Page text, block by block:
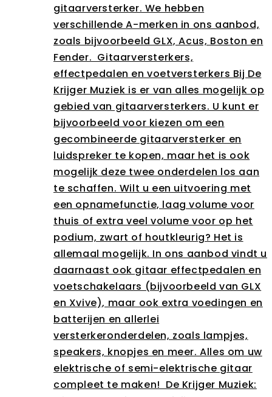
gitaarversterker. We hebben
verschillende A-merken in ons aanbod,
zoals bijvoorbeeld GLX, Acus, Boston en
Fender. Gitaarversterkers,
effectpedalen en voetversterkers Bij De
Krijger Muziek is er van alles mogelijk op
gebied van gitaarversterkers. U kunt er
bijvoorbeeld voor kiezen om een
gecombineerde gitaarversterker en
luidspreker te kopen, maar het is ook
mogelijk deze twee onderdelen los aan
te schaffen. Wilt u een uitvoering met
een opnamefunctie, laag volume voor
thuis of extra veel volume voor op het
podium, zwart of houtkleurig? Het is
allemaal mogelijk. In ons aanbod vindt u
daarnaast ook gitaar effectpedalen en
voetschakelaars (bijvoorbeeld van GLX
en Xvive), maar ook extra voedingen en
batterijen en allerlei
versterkeronderdelen, zoals lampjes,
speakers, knopjes en meer. Alles om uw
elektrische of semi-elektrische gitaar
compleet te maken! De Krijger Muziek: